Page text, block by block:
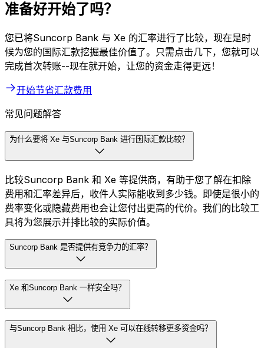
准备好开始了吗？
您已将Suncorp Bank 与 Xe 的汇率进行了比较，现在是时
候为您的国际汇款挖掘最佳价值了。只需点击几下，您就可以
完成首次转账--现在就开始，让您的资金走得更远！
开始节省汇款费用
常见问题解答
为什么要将 Xe 与Suncorp Bank 进行国际汇款比较？
比较Suncorp Bank 和 Xe 等提供商，有助于您了解在扣除
费用和汇率差异后，收件人实际能收到多少钱。即使是很小的
费率变化或隐藏费用也会让您付出更高的代价。我们的比较工
具将为您展示并排比较的实际价值。
Suncorp Bank 是否提供有竞争力的汇率？
Xe 和Suncorp Bank 一样安全吗？
与Suncorp Bank 相比，使用 Xe 可以在线转移更多资金吗？